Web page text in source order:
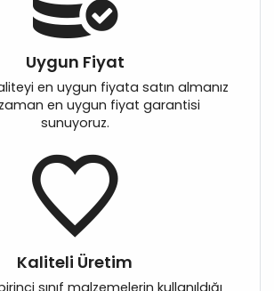
Uygun Fiyat
en uygun fiyata satın almanız
en uygun fiyat garantisi
sunuyoruz.
Kaliteli Üretim